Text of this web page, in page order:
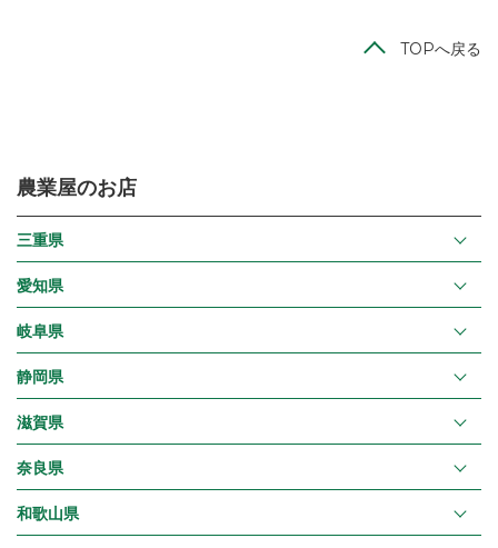
TOPへ戻る
農業屋のお店
三重県
愛知県
岐阜県
静岡県
滋賀県
奈良県
和歌山県